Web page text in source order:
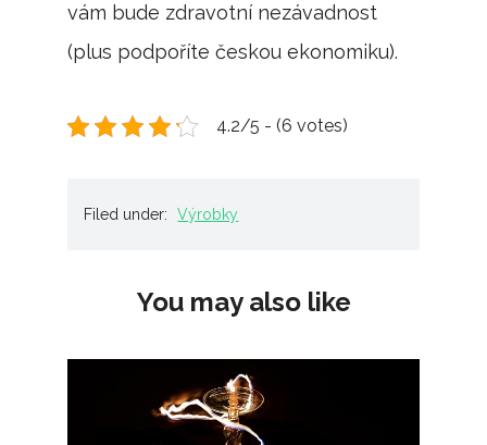
vám bude zdravotní nezávadnost
(plus podpoříte českou ekonomiku).
4.2/5 - (6 votes)
Filed under: Výrobky
You may also like